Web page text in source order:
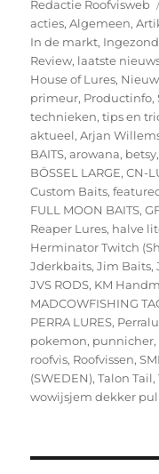
Auteur
Redactie Roofvisweb
acties,Algemeen,
In de markt,
Review, laatste
House of Lures,
primeur, Productinfo,
technieken,tips en
aktueel,Arjan
BAITS,arowana, betsy,
BÖSSEL LARGE,CN-
Custom Baits,
FULL MOON BAITS,
Reaper Lures, halve
Herminator Twitch
Jderkbaits,Jim Baits,
JVS RODS, KM
MADCOWFISHING
PERRA LURES,
pokemon, punnicher,
roofvis, Roofvissen,
(SWEDEN),Talon Tail,
wowijsjem dekker